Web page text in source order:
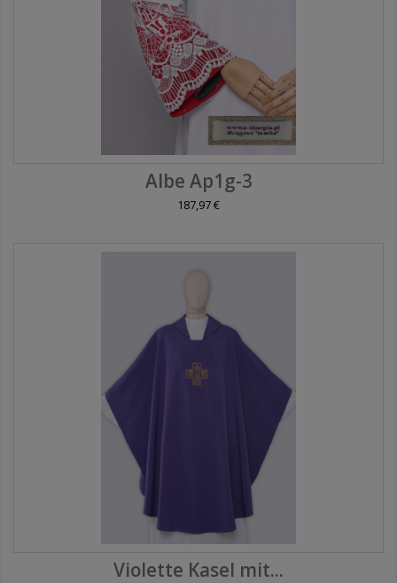
Albe Ap1g-3
187,97 €
Violette Kasel mit...